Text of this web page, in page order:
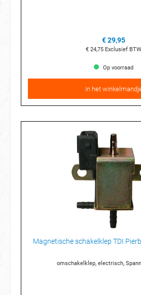
€ 29,95
€ 24,75 Exclusief BTW
Op voorraad
In het
Magnetische schakelklep TDI
omschakelklep, electrisch,